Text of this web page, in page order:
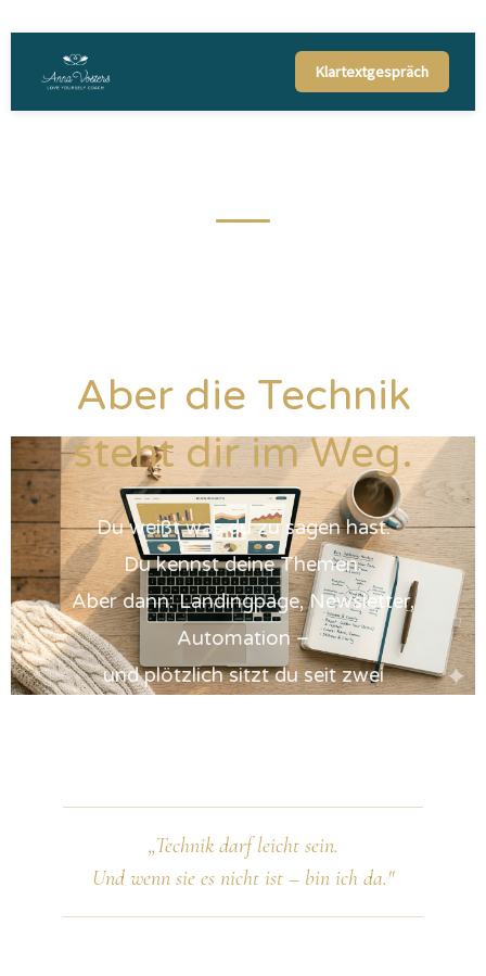
Klartextgespräch
Aber die Technik
steht dir im Weg.
Du weißt was du zu sagen hast.
Du kennst deine Themen.
Aber dann: Landingpage, Newsletter,
Automation –
und plötzlich sitzt du seit zwei
„Technik darf leicht sein.
Und wenn sie es nicht ist – bin ich da."